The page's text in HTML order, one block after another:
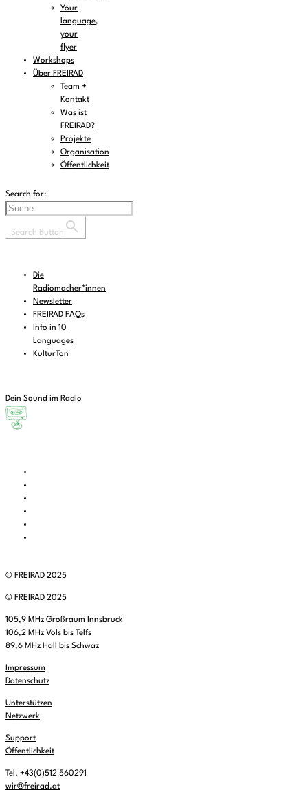
Your
language,
your
flyer
Workshops
Über FREIRAD
Team +
Kontakt
Was ist
FREIRAD?
Projekte
Organisation
Öffentlichkeit
Search for:
Search Button
Die
Radiomacher*innen
Newsletter
FREIRAD FAQs
Info in 10
Languages
KulturTon
Dein Sound im Radio
© FREIRAD 2025
© FREIRAD 2025
105,9 MHz Großraum Innsbruck
106,2 MHz Völs bis Telfs
89,6 MHz Hall bis Schwaz
Impressum
Datenschutz
Unterstützen
Netzwerk
Support
Öffentlichkeit
Tel. +43(0)512 560291
wir@freirad.at